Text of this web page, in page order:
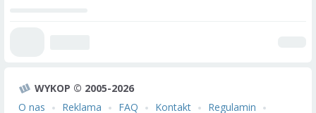
WYKOP © 2005-2026
O nas
Reklama FAQ Kontakt Regulamin